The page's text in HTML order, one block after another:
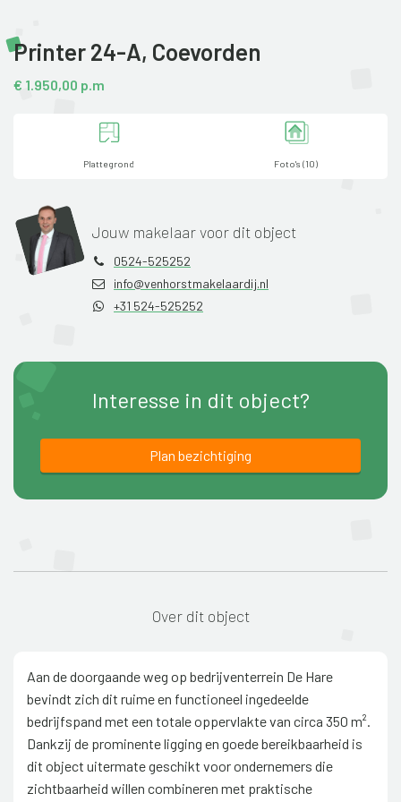
Printer 24-A, Coevorden
€ 1.950,00 p.m
Plattegrond Foto's (10)
Jouw makelaar voor dit object
0524-525252
info@venhorstmakelaardij.nl
+31 524-525252
Interesse in dit object?
Plan bezichtiging
Over dit object
Aan de doorgaande weg op bedrijventerrein De Hare
bevindt zich dit ruime en functioneel ingedeelde
bedrijfspand met een totale oppervlakte van circa 350 m².
Dankzij de prominente ligging en goede bereikbaarheid is
dit object uitermate geschikt voor ondernemers die
zichtbaarheid willen combineren met praktische